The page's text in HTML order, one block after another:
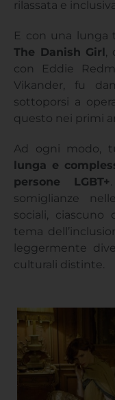
rilassata e
E con una lunga
The Danish Girl,
con Eddie
Vikander, fu
sottoporsi a
questo nei primi
Ad ogni modo,
lunga e
persone LGBT+
somiglianze
sociali,
tema
leggermente
culturali distinte.